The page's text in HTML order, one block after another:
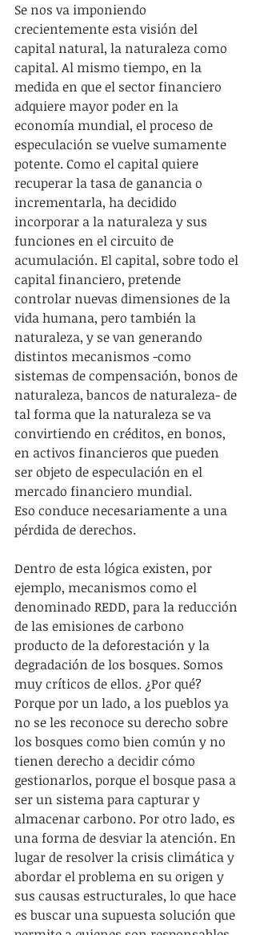
Se nos va imponiendo
crecientemente esta visión del
capital natural, la naturaleza como
capital. Al mismo tiempo, en la
medida en que el sector financiero
adquiere mayor poder en la
economía mundial, el proceso de
especulación se vuelve sumamente
potente. Como el capital quiere
recuperar la tasa de ganancia o
incrementarla, ha decidido
incorporar a la naturaleza y sus
funciones en el circuito de
acumulación. El capital, sobre todo el
capital financiero, pretende
controlar nuevas dimensiones de la
vida humana, pero también la
naturaleza, y se van generando
distintos mecanismos -como
sistemas de compensación, bonos de
naturaleza, bancos de naturaleza- de
tal forma que la naturaleza se va
convirtiendo en créditos, en bonos,
en activos financieros que pueden
ser objeto de especulación en el
mercado financiero mundial.
Eso conduce necesariamente a una
pérdida de derechos.
Dentro de esta lógica existen, por
ejemplo, mecanismos como el
denominado REDD, para la reducción
de las emisiones de carbono
producto de la deforestación y la
degradación de los bosques. Somos
muy críticos de ellos. ¿Por qué?
Porque por un lado, a los pueblos ya
no se les reconoce su derecho sobre
los bosques como bien común y no
tienen derecho a decidir cómo
gestionarlos, porque el bosque pasa a
ser un sistema para capturar y
almacenar carbono. Por otro lado, es
una forma de desviar la atención. En
lugar de resolver la crisis climática y
abordar el problema en su origen y
sus causas estructurales, lo que hace
es buscar una supuesta solución que